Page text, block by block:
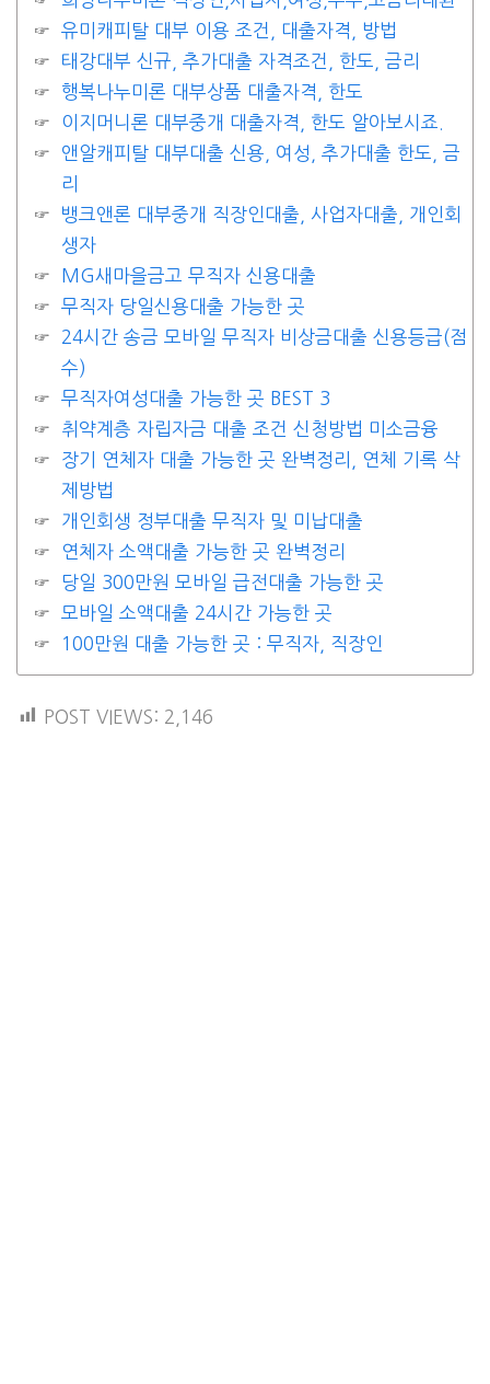
유미캐피탈 대부 이용 조건, 대출자격, 방법
태강대부 신규, 추가대출 자격조건, 한도, 금리
행복나누미론 대부상품 대출자격, 한도
이지머니론 대부중개 대출자격, 한도 알아보시죠.
앤알캐피탈 대부대출 신용, 여성, 추가대출 한도, 금
리
뱅크앤론 대부중개 직장인대출, 사업자대출, 개인회
생자
MG새마을금고 무직자 신용대출
무직자 당일신용대출 가능한 곳
24시간 송금 모바일 무직자 비상금대출 신용등급(점
수)
무직자여성대출 가능한 곳 BEST 3
취약계층 자립자금 대출 조건 신청방법 미소금융
장기 연체자 대출 가능한 곳 완벽정리, 연체 기록 삭
제방법
개인회생 정부대출 무직자 및 미납대출
연체자 소액대출 가능한 곳 완벽정리
당일 300만원 모바일 급전대출 가능한 곳
모바일 소액대출 24시간 가능한 곳
100만원 대출 가능한 곳 : 무직자, 직장인
POST VIEWS: 2,146